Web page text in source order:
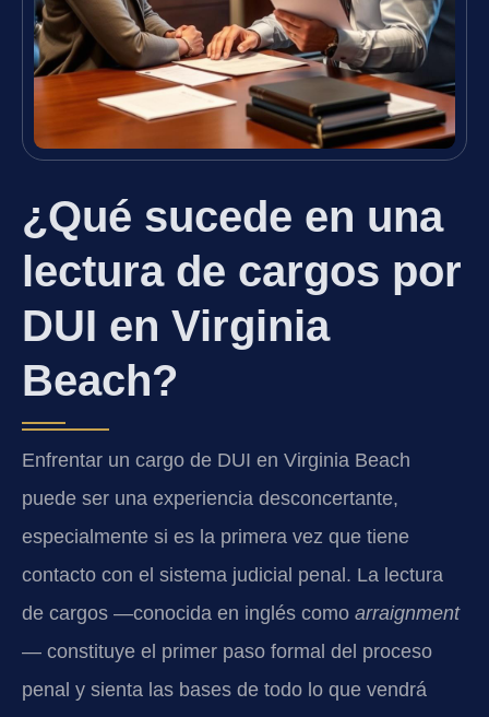
¿Qué sucede en una
lectura de cargos por
DUI en Virginia
Beach?
Enfrentar un cargo de DUI en Virginia Beach
puede ser una experiencia desconcertante,
especialmente si es la primera vez que tiene
contacto con el sistema judicial penal. La lectura
de cargos —conocida en inglés como arraignment
— constituye el primer paso formal del proceso
penal y sienta las bases de todo lo que vendrá